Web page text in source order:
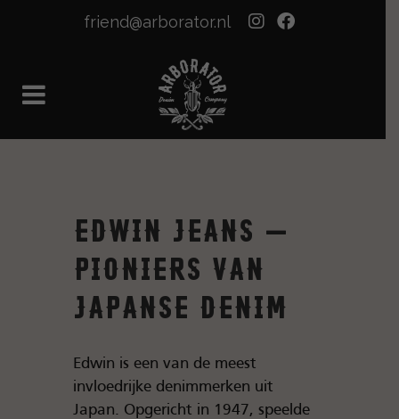
friend@arborator.nl
Edwin Jeans –
Pioniers van
Japanse Denim
Edwin is een van de meest
invloedrijke denimmerken uit
Japan. Opgericht in 1947, speelde